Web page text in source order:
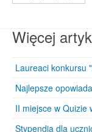
Więcej
Laureaci konkursu
Najlepsze
II miejsce w Quizie
Stypendia dla